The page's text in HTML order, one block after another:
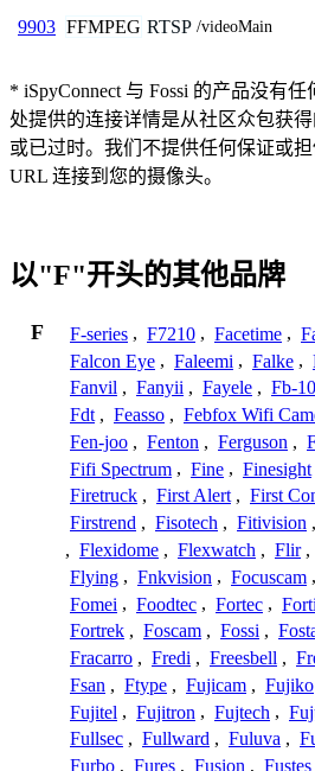
9903 FFMPEG RTSP /videoMain
* iSpyConnect 与 Fossi 的产品没有
处提供的连接详情是从社区众包获
或已过时。我们不提供任何保证或
URL 连接到您的摄像头。
以"F"开头的其他品牌
F F-series , F7210 , Facetime ,
Falcon Eye , Faleemi , Falke ,
Fanvil , Fanyii , Fayele , Fb-
Fdt , Feasso , Febfox Wifi
Fen-joo , Fenton , Ferguson ,
Fifi Spectrum , Fine , Finesight
Firetruck , First Alert , First
Firstrend , Fisotech , Fitivision ,
, Flexidome , Flexwatch , Flir ,
Flying , Fnkvision , Focuscam ,
Fomei , Foodtec , Fortec ,
Fortrek , Foscam , Fossi ,
Fracarro , Fredi , Freesbell ,
Fsan , Ftype , Fujicam , Fujiko
Fujitel , Fujitron , Fujtech ,
Fullsec , Fullward , Fuluva ,
Furbo , Fures , Fusion ,